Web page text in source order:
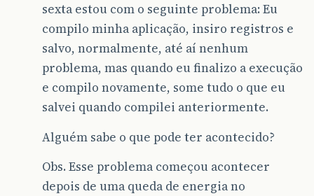
sexta estou com o seguinte problema: Eu
compilo minha aplicação, insiro registros e
salvo, normalmente, até aí nenhum
problema, mas quando eu finalizo a execução
e compilo novamente, some tudo o que eu
salvei quando compilei anteriormente.
Alguém sabe o que pode ter acontecido?
Obs. Esse problema começou acontecer
depois de uma queda de energia no